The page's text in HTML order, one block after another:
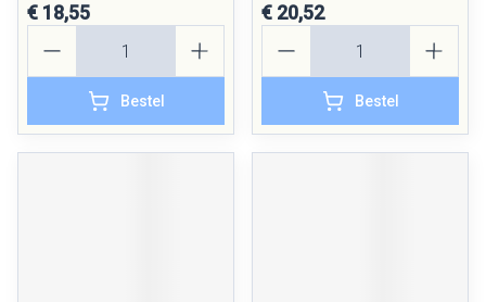
€ 18,55
Bestel
€ 20,52
Bestel